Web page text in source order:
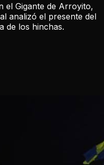
el Gigante de Arroyito,
analizó el presente del
de los hinchas.